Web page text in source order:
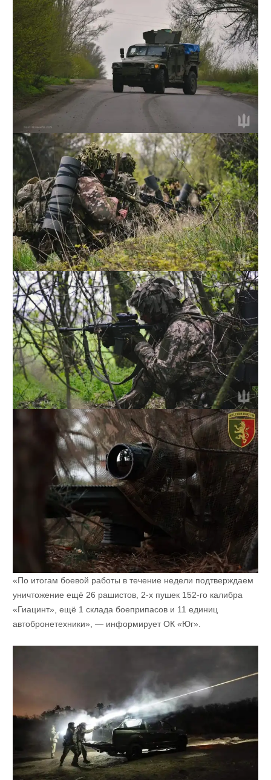
«По итогам боевой работы в течение недели подтверждаем
уничтожение ещё 26 рашистов, 2-х пушек 152-го калибра
«Гиацинт», ещё 1 склада боеприпасов и 11 единиц
автобронетехники», — информирует ОК «Юг».